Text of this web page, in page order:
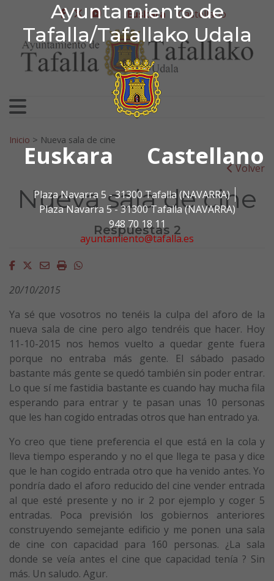
Ayuntamiento de
Tafalla/Tafallako Udala
Euskara Castellano
Plaza Navarra 5 - 31300 Tafalla (NAVARRA)
Plaza Navarra 5 - 31300 Tafalla (NAVARRA)
948 70 18 11
ayuntamiento@tafalla.es
Ir al contenido
Ayuntamiento de
facebook
twitter
youtube
Euskara Castellano
Bilatu:
Inicio > Nueva sala de cine
Volver
Nueva sala de cine
Respuestas 2
Facebook
Twitter
EmailImprimirWhatsapp
20/10/2015
Ya sé que vosotros no tenéis la culpa del aforo de la
nueva sala de cine pero algo tendréis que hacer. Hoy
11-10-2015 nos hemos vuelto a quedar gente fuera
porque no entraba más gente. El sábado pasado
bastante más gente se quedó también sin poder entrar.
Lo que sí me fastidia bastante es cuando hay mucha fila
esperando para entrar y te pasan unas 10 personas
que les han cogido entradas otros que han entrado ya.
Yo creo que tiene preferencia el que está en la cola y
lleva tiempo esperando y no el que llega te pasa y dice
que le han cogido entrada otro que ha venido antes. Yo
pondría dado el aforo reducido del cine vender entrada
al que esté presente y no ir 2 por ejemplo y coger 5
entradas. Poca previsión los gobiernos anteriores
construyendo semejante edificio y me ponen una sala
de cine con capacidad para 160 personas. ¿La sala
donde se veía antes el cine que capacidad tenía ? Sin
más. Un saludo. Agur.